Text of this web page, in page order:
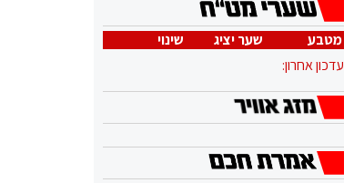
מטבע שער יציג
שינוי
עדכון אחרון: